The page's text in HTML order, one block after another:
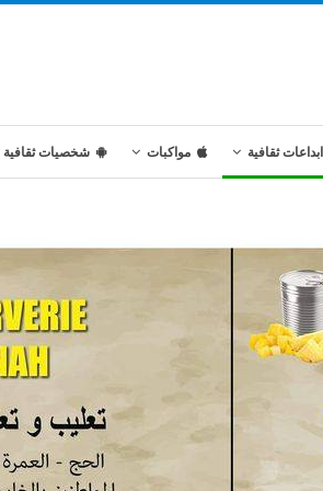
ابداعات ثقافية مواكبات شخصيات ثقافية